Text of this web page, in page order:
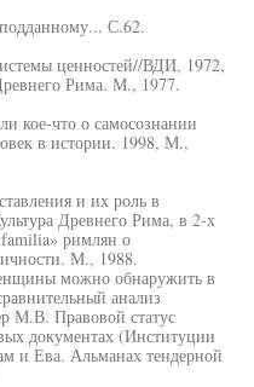
С.62.
ценностей//ВДИ, 1972,
Рима. М., 1977.
кое-что о самосознании
в истории. 1998, М.,
и их роль в
Древнего Рима, в 2-х
римлян о
М., 1988.
можно обнаружить в
анализ
М.В. Правовой статус
документах (Институции
и Ева. Альманах тендерной